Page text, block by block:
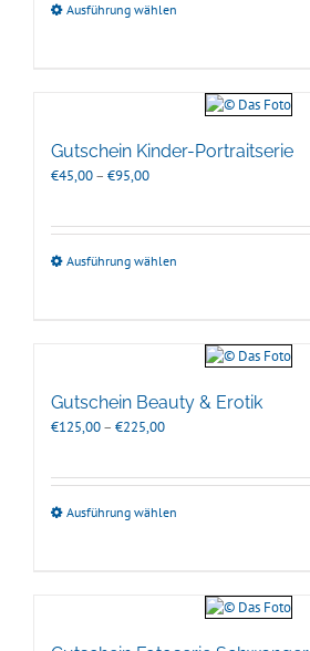
Ausführung wählen
Gutschein Kinder-Portraitserie
€45,00– €95,00Preisspanne:
€95,00
Ausführung wählen
Gutschein Beauty & Erotik
€125,00– €225,00Preisspanne:
€225,00
Ausführung wählen